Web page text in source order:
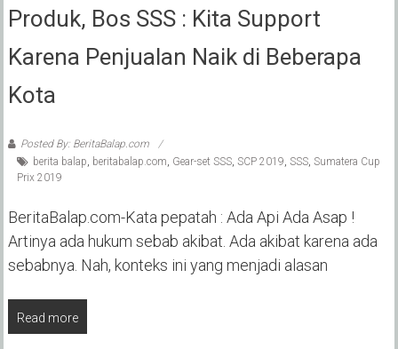
Produk, Bos SSS : Kita Support
Karena Penjualan Naik di Beberapa
Kota
Posted By: BeritaBalap.com
berita balap beritabalap.com Gear-set SSS, SCP 2019 SSS, Sumatera Cup
Prix 2019
BeritaBalap.com-Kata pepatah : Ada Api Ada Asap !
Artinya ada hukum sebab akibat. Ada akibat karena ada
sebabnya. Nah, konteks ini yang menjadi alasan
Read more